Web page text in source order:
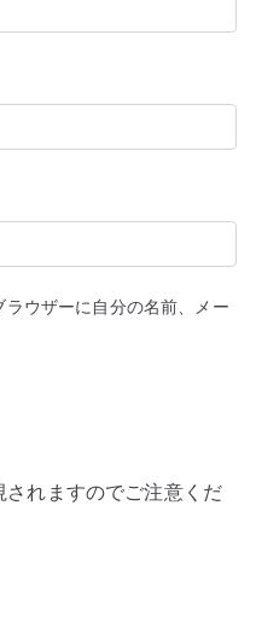
ウザーに自分の名前、メー
れますのでご注意くだ